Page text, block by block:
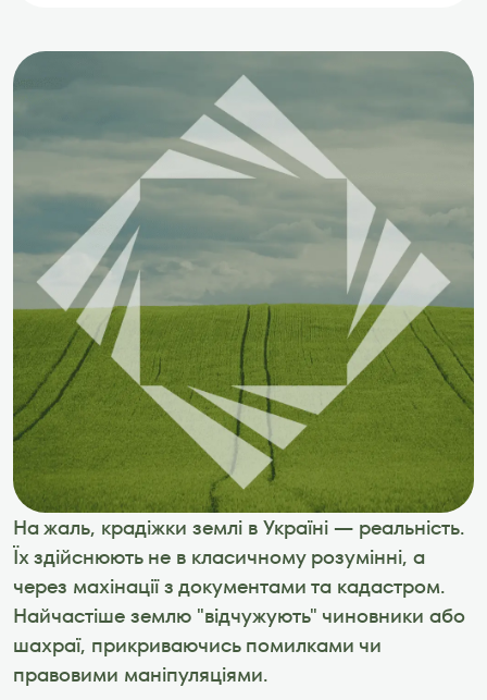
На жаль, крадіжки землі в Україні — реальність.
Їх здійснюють не в класичному розумінні, а
через махінації з документами та кадастром.
Найчастіше землю "відчужують" чиновники або
шахраї, прикриваючись помилками чи
правовими маніпуляціями.